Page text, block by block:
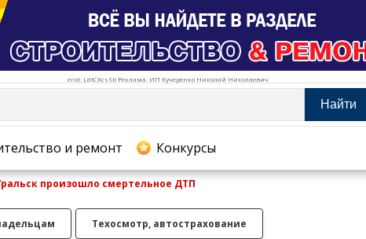
erid: LdtCKcsSb Реклама. ИП Кучеренко Николай Николаевич
Найти
и ремонт Конкурсы
произошло смертельное ДТП
Техосмотр, автострахование